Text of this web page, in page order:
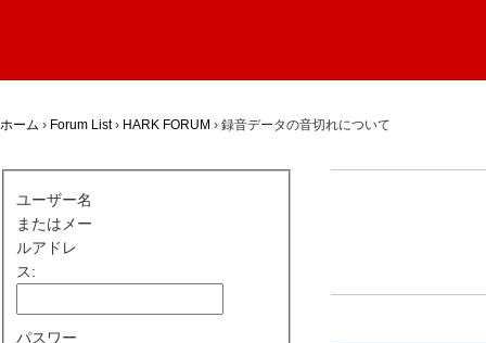
ホーム › Forum List › HARK FORUM › 録音データの音切れについて
ユーザー名
またはメー
ルアドレ
ス:
パスワー